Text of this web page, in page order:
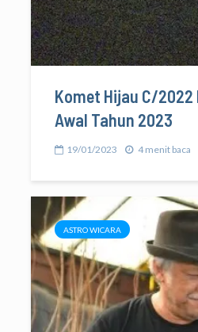
Komet Hijau C/2022
Awal Tahun 2023
19/01/2023 4 menit baca
ASTRO WICARA